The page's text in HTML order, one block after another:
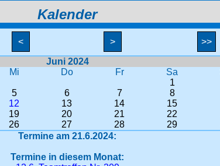
Kalender
< >
>>
Juni 2024
Mi Do Fr Sa
1
5 6 7 8
12 13 14 15
19 20 21 22
26 27 28 29
Termine am 21.6.2024:
Termine in diesem Monat: